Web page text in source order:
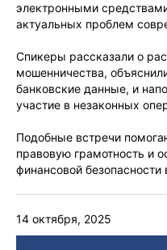
электронными
актуальных проблем
Спикеры рассказали о
мошенничества,
банковские данные, и
участие в незаконных
Подобные встречи
правовую грамотность и
финансовой безопасности
14 октября, 2025